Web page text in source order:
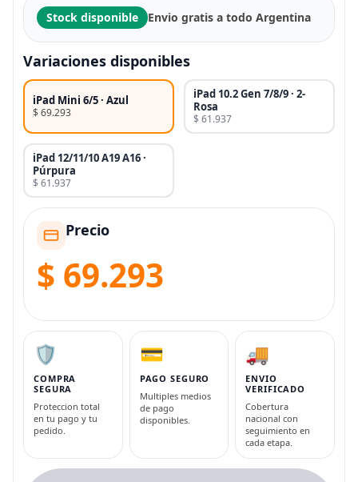
Stock disponible Envio gratis a todo Argentina
Variaciones disponibles
iPad Mini 6/5 · Azul
$ 69.293
iPad 10.2 Gen 7/8/9 · 2-
Rosa
$ 61.937
iPad 12/11/10 A19 A16 ·
Púrpura
$ 61.937
Precio
$ 69.293
🛡️
COMPRA
SEGURA
Proteccion total
en tu pago y tu
pedido.
💳
PAGO SEGURO
Multiples medios
de pago
disponibles.
🚚
ENVIO
VERIFICADO
Cobertura
nacional con
seguimiento en
cada etapa.